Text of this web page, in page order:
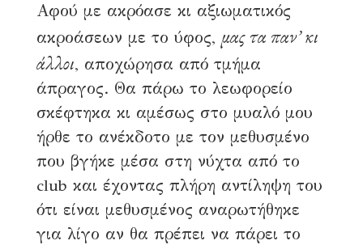
Αφού με ακρόασε κι αξιωματικός
ακροάσεων με το ύφος, μας τα παν’ κι
άλλοι, αποχώρησα από τμήμα
άπραγος. Θα πάρω το λεωφορείο
σκέφτηκα κι αμέσως στο μυαλό μου
ήρθε το ανέκδοτο με τον μεθυσμένο
που βγήκε μέσα στη νύχτα από το
club και έχοντας πλήρη αντίληψη του
ότι είναι μεθυσμένος αναρωτήθηκε
για λίγο αν θα πρέπει να πάρει το